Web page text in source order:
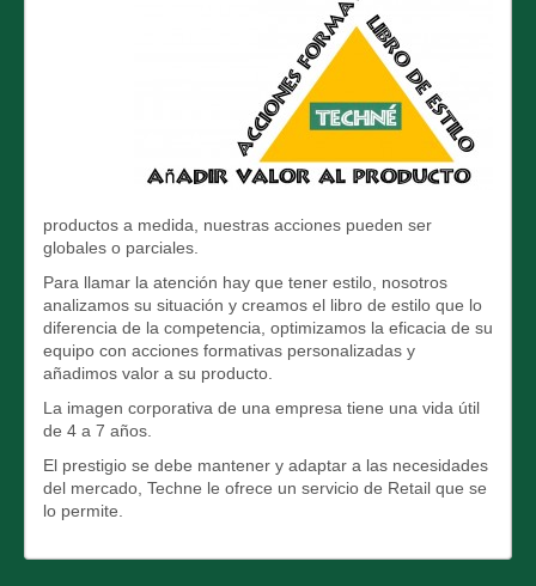
productos a medida, nuestras acciones pueden ser
globales o parciales.
Para llamar la atención hay que tener estilo, nosotros
analizamos su situación y creamos el libro de estilo que lo
diferencia de la competencia, optimizamos la eficacia de su
equipo con acciones formativas personalizadas y
añadimos valor a su producto.
La imagen corporativa de una empresa tiene una vida útil
de 4 a 7 años.
El prestigio se debe mantener y adaptar a las necesidades
del mercado, Techne le ofrece un servicio de Retail que se
lo permite.